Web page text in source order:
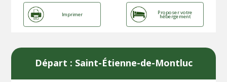
Imprimer Proposer votre
hébergement
Départ : Saint-Étienne-de-Montluc